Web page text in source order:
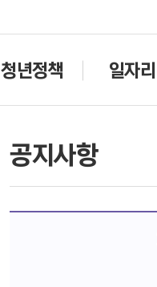
청년정책 일자리
공지사항